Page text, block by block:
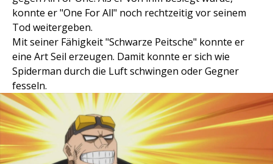
konnte er "One For All" noch rechtzeitig vor seinem
Tod weitergeben.
Mit seiner Fähigkeit "Schwarze Peitsche" konnte er
eine Art Seil erzeugen. Damit konnte er sich wie
Spiderman durch die Luft schwingen oder Gegner
fesseln.